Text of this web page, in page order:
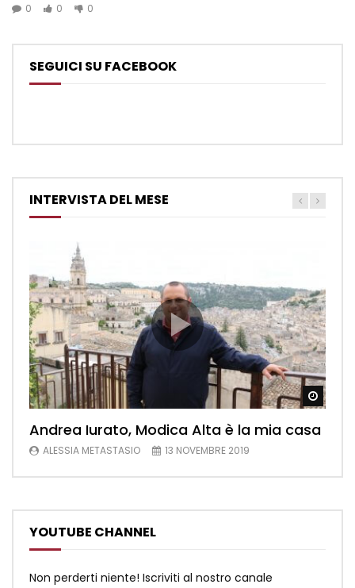
0 0 0
SEGUICI SU FACEBOOK
INTERVISTA DEL MESE
Andrea Iurato, Modica Alta è la mia casa
ALESSIA METASTASIO 13 NOVEMBRE 2019
YOUTUBE CHANNEL
Non perderti niente! Iscriviti al nostro canale